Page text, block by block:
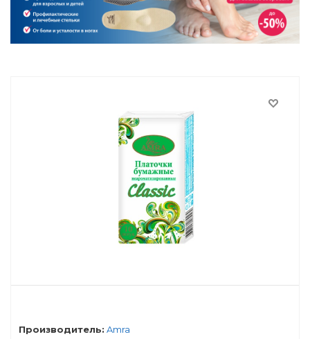
Производитель: Amra